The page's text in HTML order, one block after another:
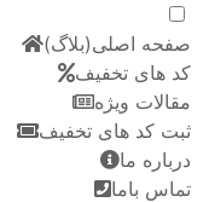
صفحه اصلی(بلاگ)
کد های تخفیف
مقالات ویژه
ثبت کد های تخفیف
درباره ما
تماس باما